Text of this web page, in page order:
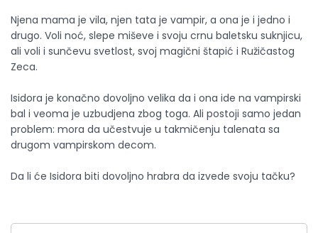
Njena mama je vila, njen tata je vampir, a ona je i jedno i
drugo. Voli noć, slepe miševe i svoju crnu baletsku suknjicu,
ali voli i sunčevu svetlost, svoj magični štapić i Ružičastog
Zeca.
Isidora je konačno dovoljno velika da i ona ide na vampirski
bal i veoma je uzbudjena zbog toga. Ali postoji samo jedan
problem: mora da učestvuje u takmičenju talenata sa
drugom vampirskom decom.
Da li će Isidora biti dovoljno hrabra da izvede svoju tačku?